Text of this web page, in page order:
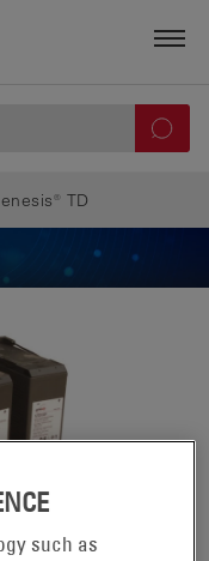
TD
such as